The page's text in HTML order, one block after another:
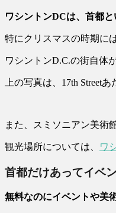
ワシントンDCは、首都
特にクリスマスの時期に
ワシントンD.C.の街自体
上の写真は、17th Street
また、スミソニアン美術
観光場所については、 ワ
首都だけあってイベ
無料なのにイベントや美